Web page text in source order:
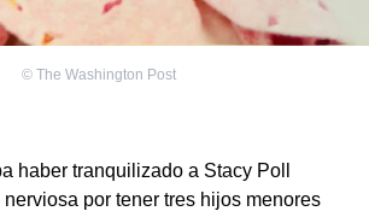
© The Washington Post
haber tranquilizado a Stacy Poll
por tener tres hijos menores